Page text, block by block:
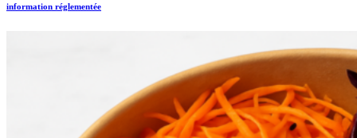
information réglementée